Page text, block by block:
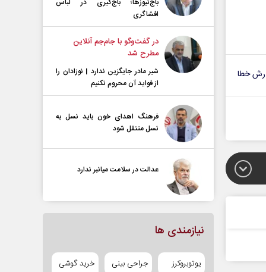
خطا
باج‌نیوزها؛ باج‌گیری در لباس
افشاگری
در گفت‌و‌گو با جام‌جم آنلاین
مطرح شد
شیر مادر جایگزین ندارد | نوزادان را
از فواید آن محروم نکنیم
فرهنگ اهدای خون باید نسل به
نسل منتقل شود
عدالت در سلامت میانبر ندارد
نیازمندی ها
یوتوبروکرز جراحی بینی
خرید گوشی